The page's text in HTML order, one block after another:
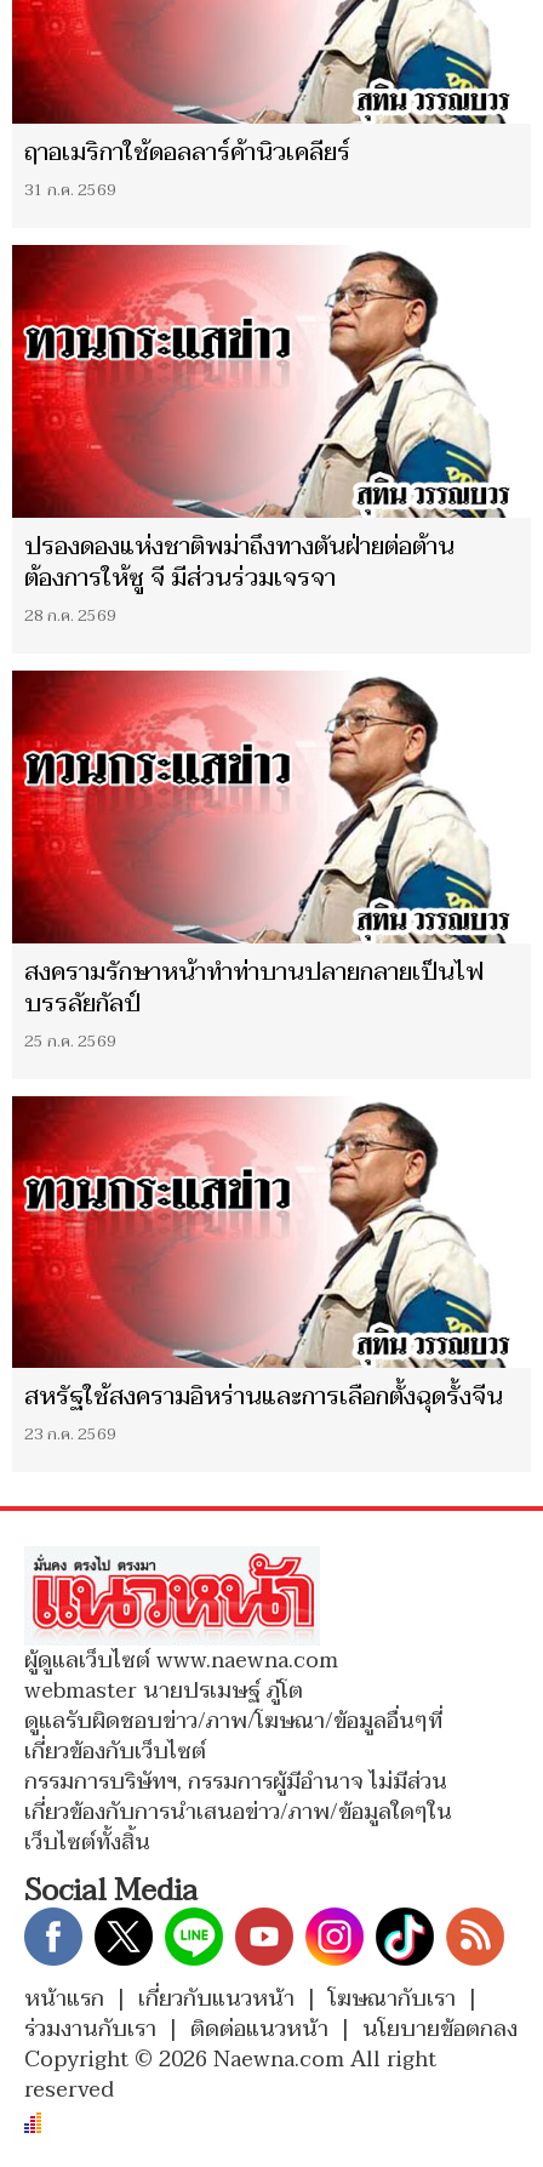
ฤาอเมริกาใช้ดอลลาร์ค้านิวเคลียร์
31 ก.ค. 2569
ปรองดองแห่งชาติพม่าถึงทางตันฝ่ายต่อต้าน
ต้องการให้ซู จี มีส่วนร่วมเจรจา
28 ก.ค. 2569
สงครามรักษาหน้าทำท่าบานปลายกลายเป็นไฟ
บรรลัยกัลป์
25 ก.ค. 2569
สหรัฐใช้สงครามอิหร่านและการเลือกตั้งฉุดรั้งจีน
23 ก.ค. 2569
ผู้ดูแลเว็บไซต์ www.naewna.com
webmaster นายปรเมษฐ์ ภู่โต
ดูแลรับผิดชอบข่าว/ภาพ/โฆษณา/ข้อมูลอื่นๆที่
เกี่ยวข้องกับเว็บไซต์
กรรมการบริษัทฯ, กรรมการผู้มีอำนาจ ไม่มีส่วน
เกี่ยวข้องกับการนำเสนอข่าว/ภาพ/ข้อมูลใดๆใน
เว็บไซต์ทั้งสิ้น
Social Media
หน้าแรก | เกี่ยวกับแนวหน้า | โฆษณากับเรา |
ร่วมงานกับเรา | ติดต่อแนวหน้า | นโยบายข้อตกลง
Copyright © 2026 Naewna.com All right
reserved